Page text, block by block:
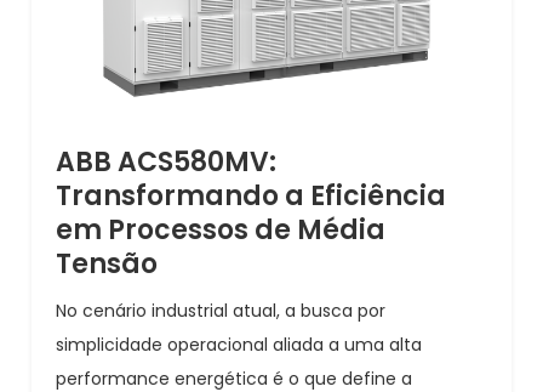
ABB ACS580MV:
Transformando a Eficiência
em Processos de Média
Tensão
No cenário industrial atual, a busca por
simplicidade operacional aliada a uma alta
performance energética é o que define a